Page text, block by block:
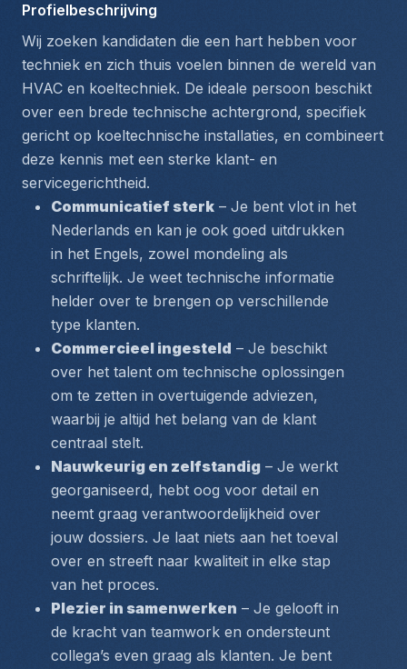
Profielbeschrijving
Wij zoeken kandidaten die een hart hebben voor
techniek en zich thuis voelen binnen de wereld van
HVAC en koeltechniek. De ideale persoon beschikt
over een brede technische achtergrond, specifiek
gericht op koeltechnische installaties, en combineert
deze kennis met een sterke klant- en
servicegerichtheid.
Communicatief sterk – Je bent vlot in het
Nederlands en kan je ook goed uitdrukken
in het Engels, zowel mondeling als
schriftelijk. Je weet technische informatie
helder over te brengen op verschillende
type klanten.
Commercieel ingesteld – Je beschikt
over het talent om technische oplossingen
om te zetten in overtuigende adviezen,
waarbij je altijd het belang van de klant
centraal stelt.
Nauwkeurig en zelfstandig – Je werkt
georganiseerd, hebt oog voor detail en
neemt graag verantwoordelijkheid over
jouw dossiers. Je laat niets aan het toeval
over en streeft naar kwaliteit in elke stap
van het proces.
Plezier in samenwerken – Je gelooft in
de kracht van teamwork en ondersteunt
collega’s even graag als klanten. Je bent